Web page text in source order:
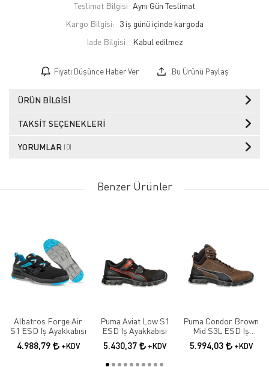
Teslimat Bilgisi Aynı Gün Teslimat
Kargo Bilgisi: 3 iş günü içinde kargoda
İade Bilgisi:
Fiyatı Düşünce Haber Ver Bu Ürünü Paylaş
ÜRÜN BILGISI
TAKSIT SEÇENEKLERI
YORUMLAR (0)
Benzer Ürünler
Albatros Forge Air
S1 ESD İş Ayakkabısı
4.988,79 +KDV
Puma Aviat Low S1
ESD İş Ayakkabısı
5.430,37 +KDV
Puma Condor Brown
Mid S3L ESD İş
Ayakkabısı
5.994,03 +KDV